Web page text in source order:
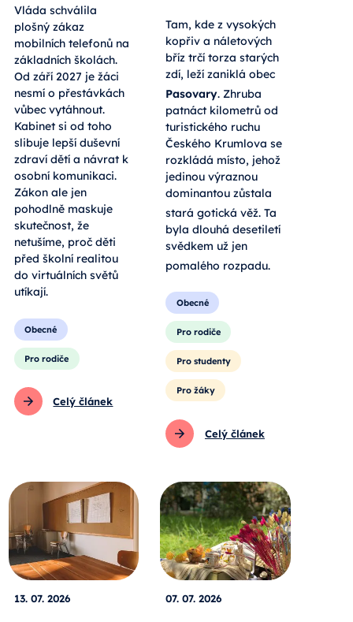
Vláda schválila
plošný zákaz
mobilních telefonů na
základních školách.
Od září 2027 je žáci
nesmí o přestávkách
vůbec vytáhnout.
Kabinet si od toho
slibuje lepší duševní
zdraví dětí a návrat k
osobní komunikaci.
Zákon ale jen
pohodlně maskuje
skutečnost, že
netušíme, proč děti
před školní realitou
do virtuálních světů
utíkají.
Obecné
Pro rodiče
Celý článek
Tam, kde z vysokých
kopřiv a náletových
bříz trčí torza starých
zdí, leží zaniklá obec
Pasovary. Zhruba
patnáct kilometrů od
turistického ruchu
Českého Krumlova se
rozkládá místo, jehož
jedinou výraznou
dominantou zůstala
stará gotická věž. Ta
byla dlouhá desetiletí
svědkem už jen
pomalého rozpadu.
Obecné
Pro rodiče
Pro studenty
Pro žáky
Celý článek
13. 07. 2026 07. 07. 2026